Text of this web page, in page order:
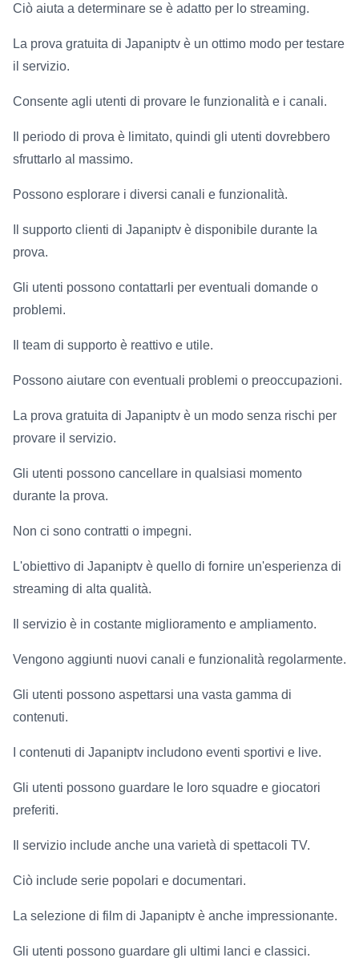
Ciò aiuta a determinare se è adatto per lo streaming.
La prova gratuita di Japaniptv è un ottimo modo per testare
il servizio.
Consente agli utenti di provare le funzionalità e i canali.
Il periodo di prova è limitato, quindi gli utenti dovrebbero
sfruttarlo al massimo.
Possono esplorare i diversi canali e funzionalità.
Il supporto clienti di Japaniptv è disponibile durante la
prova.
Gli utenti possono contattarli per eventuali domande o
problemi.
Il team di supporto è reattivo e utile.
Possono aiutare con eventuali problemi o preoccupazioni.
La prova gratuita di Japaniptv è un modo senza rischi per
provare il servizio.
Gli utenti possono cancellare in qualsiasi momento
durante la prova.
Non ci sono contratti o impegni.
L'obiettivo di Japaniptv è quello di fornire un'esperienza di
streaming di alta qualità.
Il servizio è in costante miglioramento e ampliamento.
Vengono aggiunti nuovi canali e funzionalità regolarmente.
Gli utenti possono aspettarsi una vasta gamma di
contenuti.
I contenuti di Japaniptv includono eventi sportivi e live.
Gli utenti possono guardare le loro squadre e giocatori
preferiti.
Il servizio include anche una varietà di spettacoli TV.
Ciò include serie popolari e documentari.
La selezione di film di Japaniptv è anche impressionante.
Gli utenti possono guardare gli ultimi lanci e classici.